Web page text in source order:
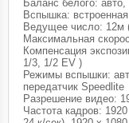
Баланс белого:
Вспышка:
Ведущее число: 12м
Максимальная
Компенсация
1/3, 1/2 EV )
Режимы вспышки:
передатчик Speedlite
Разрешение видео:
Частота кадров: